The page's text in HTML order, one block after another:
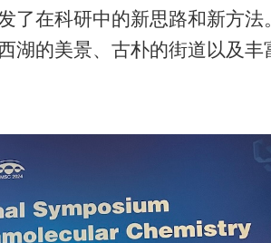
了在科研中的新思路和新方法
湖的美景、古朴的街道以及丰